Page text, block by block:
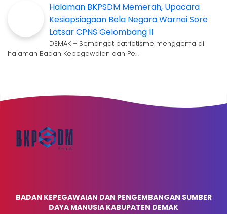
Halaman BKPSDM Memerah, Upacara
Kesiapsiagaan Bela Negara Warnai Sore
Latsar CPNS Gelombang II
DEMAK – Semangat patriotisme menggema di
halaman Badan Kepegawaian dan Pe…
BADAN KEPEGAWAIAN DAN PENGEMBANGAN SUMBER
DAYA MANUSIA KABUPATEN DEMAK